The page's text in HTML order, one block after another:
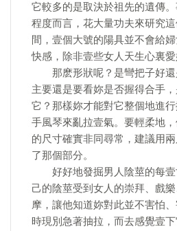
它較多的是取決於祖先的遺傳
程度而言，花大量功夫來研究
間，壹個大號的陽具並不會給
快感，除非壹些女人天生心裏愛
那麽形狀呢？是彎把子好還
主要還是要看妳是否握得合手
它？那樣妳才能對它整個地進
手風琴來亂拉壹氣。要輕柔地
的尺寸確實非同尋常，建議用
了那個部分。
好好地發掘男人陰莖的每壹
己的陰莖受到女人的崇拜、戲
摩，讓他知道妳對此並不害怕
時現別急著抽拉，而去感覺壹